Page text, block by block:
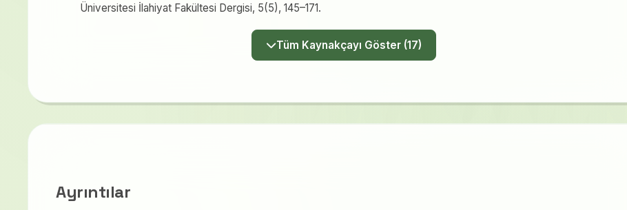
Üniversitesi İlahiyat Fakültesi Dergisi, 5(5), 145–171.
Tüm Kaynakçayı Göster (17)
Ayrıntılar